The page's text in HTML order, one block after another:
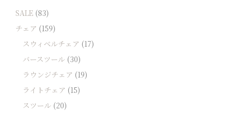
SALE (83)
チェア (159)
スウィベルチェア (17)
バースツール (30)
ラウンジチェア (19)
ライトチェア (15)
スツール (20)